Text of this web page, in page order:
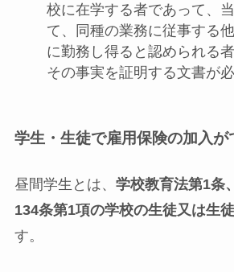
校に在学する者であって、
て、同種の業務に従事する
に勤務し得ると認められる
その事実を証明する文書が
学生・生徒で雇用保険の加入
昼間学生とは、 学校教育法第1条
134条第1項の学校の生徒又は生徒
す。